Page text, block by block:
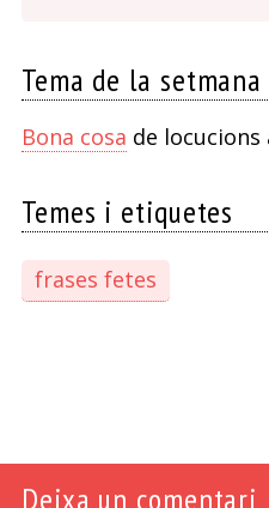
Tema de la setmana
Bona cosa de locucions
Temes i etiquetes
frases fetes
Deixa un comentari